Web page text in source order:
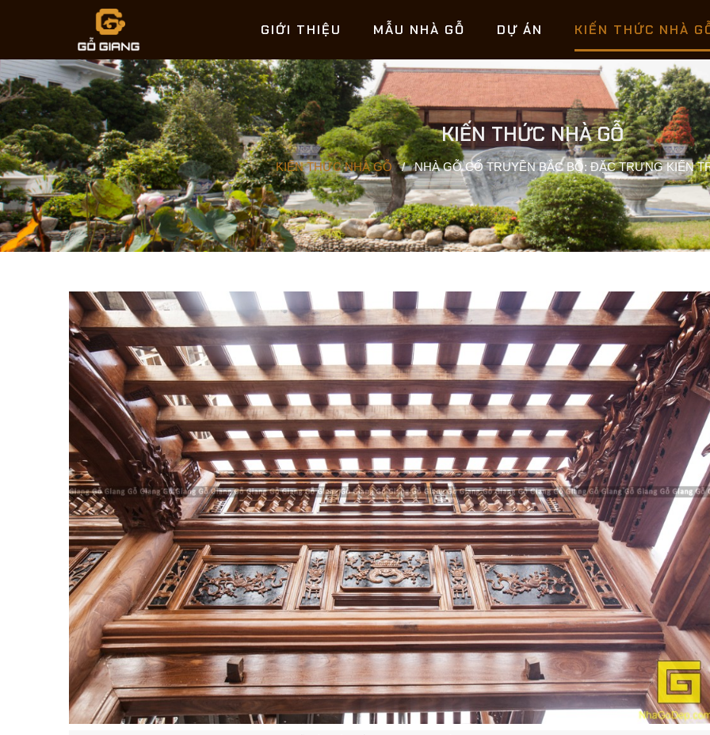
GIỚI THIỆU MẪU NHÀ GỖ DỰ ÁN KIẾN THỨC NHÀ
KIẾN THỨC NHÀ GỖ
KIẾN THỨC NHÀ GỖ / NHÀ GỖ CỔ TRUYỀN BẮC BỘ: ĐẶC TRƯNG KIẾN